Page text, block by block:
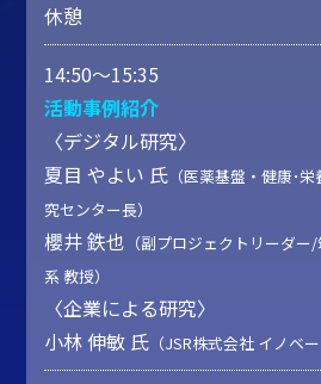
休憩
14:50～15:35
活動事例紹介
〈デジタル研究〉
夏目 やよい 氏 （医薬基盤・健康･
究センター長）
櫻井 鉄也 （副プロジェクトリーダ
系 教授）
〈企業による研究〉
小林 伸敏 氏 （JSR株式会社 イノベ